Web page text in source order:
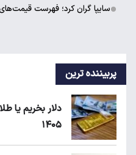
سایپا گران کرد؛ فهرست
پربیننده ترین
دلار بخریم یا
۱۴۰۵